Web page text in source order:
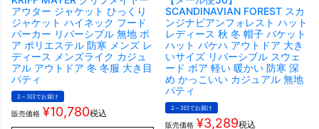
アウター ジャケット ひっくり
ジャケット ハイネック フード
パーカー リバーシブル 無地 ボ
ア ポリエステル 防寒 メンズ レ
ディース メンズライク カジュ
アル アウトドア 冬 冬服 大き目
パティ
2～3日でお届け
販売価格 ¥10,780税込
SCANDINAVIAN FOREST スカ
ンジナビアンフォレスト ハット
レディース 秋 冬 帽子 バケット
ハット バケハ アウトドア 大き
いサイズ リバーシブル スウェ
ード ボア 軽い 暖かい 防寒 深
め かっこいい カジュアル 無地
パティ
2～3日でお届け
販売価格 ¥3,289税込